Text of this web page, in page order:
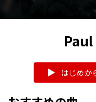
はじめか